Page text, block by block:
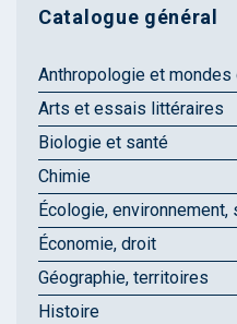
Catalogue général
Anthropologie et mondes
Arts et essais littéraires
Biologie et santé
Chimie
Écologie,
Économie, droit
Géographie, territoires
Histoire